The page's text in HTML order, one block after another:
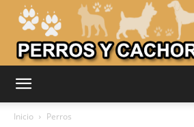
Inicio Perros